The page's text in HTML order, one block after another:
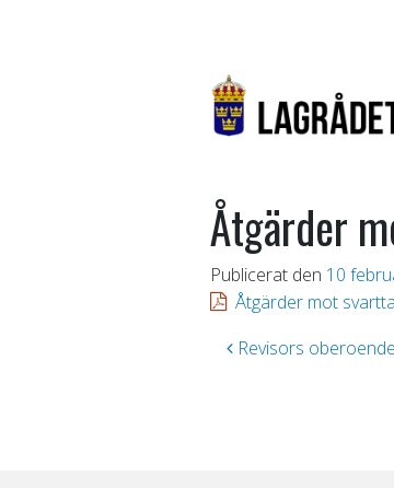
Åtgärder
Publicerat den 10
Åtgärder mot
Revisors